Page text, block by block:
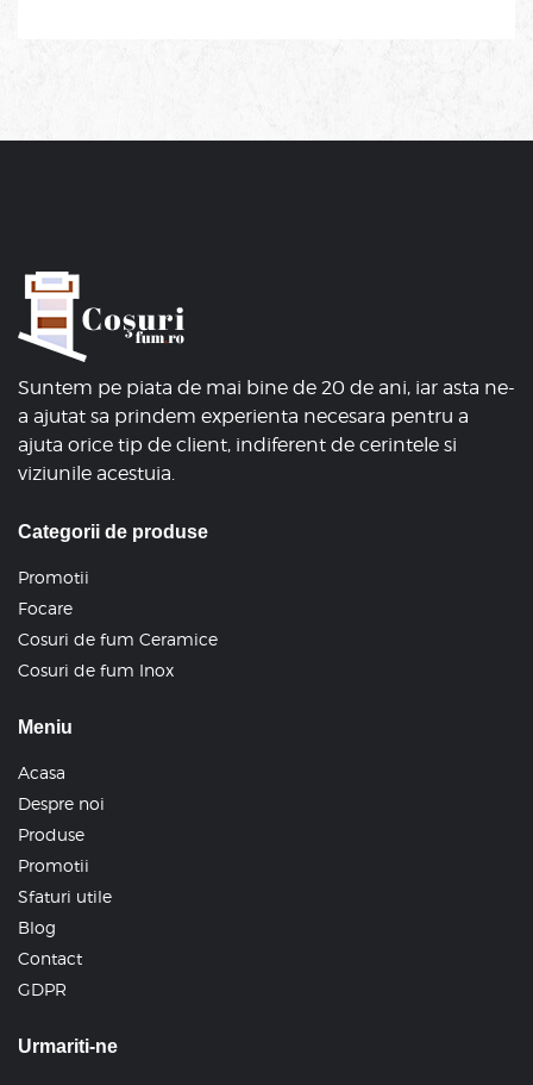
Suntem pe piata de mai bine de 20 de ani, iar asta ne-
a ajutat sa prindem experienta necesara pentru a
ajuta orice tip de client, indiferent de cerintele si
viziunile acestuia.
Categorii de produse
Promotii
Focare
Cosuri de fum Ceramice
Cosuri de fum Inox
Meniu
Acasa
Despre noi
Produse
Promotii
Sfaturi utile
Blog
Contact
GDPR
Urmariti-ne